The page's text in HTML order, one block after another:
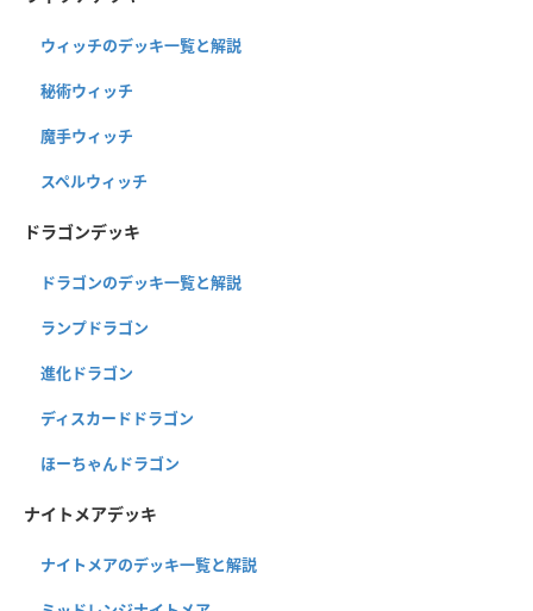
ウィッチのデッキ一覧と解説
秘術ウィッチ
魔手ウィッチ
スペルウィッチ
ドラゴンデッキ
ドラゴンのデッキ一覧と解説
ランプドラゴン
進化ドラゴン
ディスカードドラゴン
ほーちゃんドラゴン
ナイトメアデッキ
ナイトメアのデッキ一覧と解説